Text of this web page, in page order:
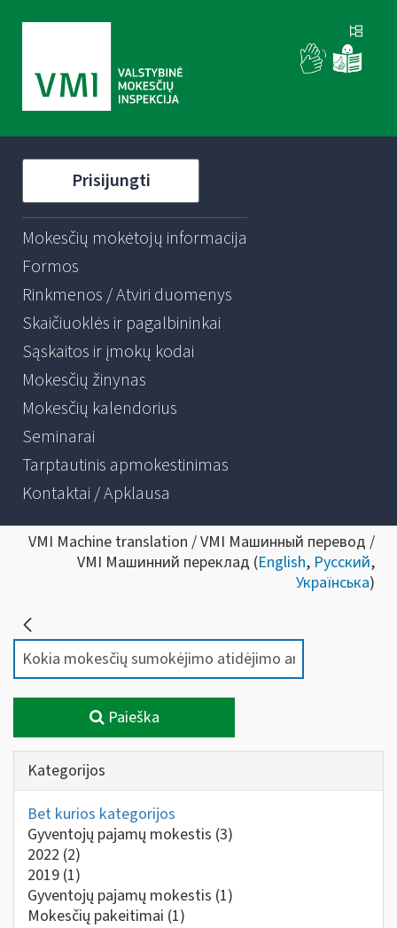
Prisijungti
Mokesčių mokėtojų informacija
Formos
Rinkmenos / Atviri duomenys
Skaičiuoklės ir pagalbininkai
Sąskaitos ir įmokų kodai
Mokesčių žinynas
Mokesčių kalendorius
Seminarai
Tarptautinis apmokestinimas
Kontaktai / Apklausa
VMI Machine translation / VMI Машинный перевод /
VMI Машинний переклад (English, Русский,
Українська)
Paieška
Kategorijos
Bet kurios kategorijos
Gyventojų pajamų mokestis (3)
2022 (2)
2019 (1)
Gyventojų pajamų mokestis (1)
Mokesčių pakeitimai (1)